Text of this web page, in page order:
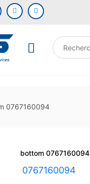
0767160094
bottom 0767160094
0767160094